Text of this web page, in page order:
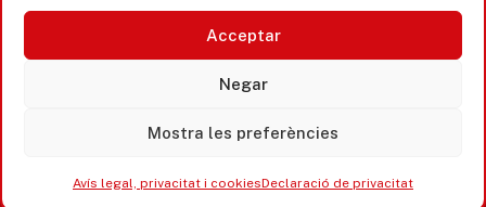
Acceptar
Negar
Mostra les preferències
Avís legal, privacitat i cookiesDeclaració de privacitat
Castell d’Aro · Platja d’Aro · S’Agaró
365 www.platjadaro